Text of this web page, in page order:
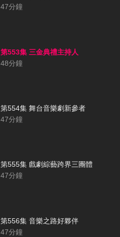
47分鐘
第553集 三金典禮主持人
48分鐘
第554集 舞台音樂劇新參者
47分鐘
第555集 戲劇綜藝跨界三團體
47分鐘
第556集 音樂之路好夥伴
47分鐘